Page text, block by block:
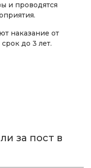
и проводятся
наказание от
до 3 лет.
за пост в